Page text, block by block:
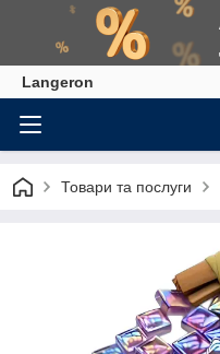
Langeron
Товари та послуги